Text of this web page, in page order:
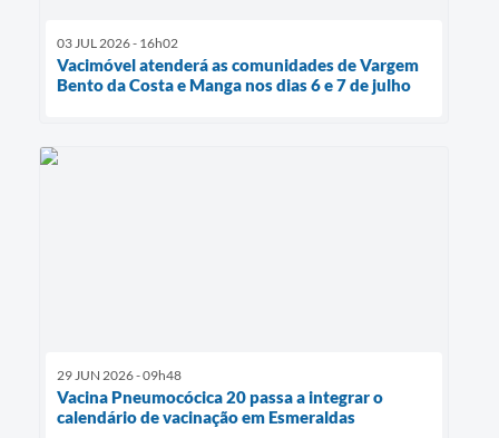
03 JUL 2026 - 16h02
Vacimóvel atenderá as comunidades de Vargem
Bento da Costa e Manga nos dias 6 e 7 de julho
29 JUN 2026 - 09h48
Vacina Pneumocócica 20 passa a integrar o
calendário de vacinação em Esmeraldas